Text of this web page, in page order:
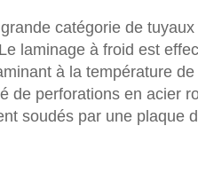
catégorie de
laminage à froid est
à la température
de perforations en acier
soudés par une plaque